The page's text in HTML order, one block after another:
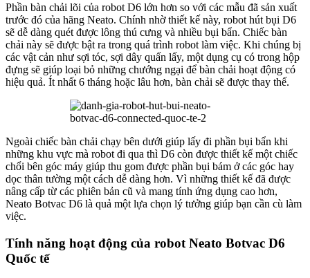
Phần bàn chải lõi của robot D6 lớn hơn so với các mẫu đã sản xuất
trước đó của hãng Neato. Chính nhờ thiết kế này, robot hút bụi D6
sẽ dễ dàng quét được lông thú cưng và nhiều bụi bẩn. Chiếc bàn
chải này sẽ được bật ra trong quá trình robot làm việc. Khi chúng bị
các vật cản như sợi tóc, sợi dây quấn lấy, một dụng cụ có trong hộp
đựng sẽ giúp loại bỏ những chướng ngại để bàn chải hoạt động có
hiệu quả. Ít nhất 6 tháng hoặc lâu hơn, bàn chải sẽ được thay thế.
Ngoài chiếc bàn chải chạy bên dưới giúp lấy đi phần bụi bẩn khi
những khu vực mà robot đi qua thì D6 còn được thiết kế một chiếc
chổi bên góc máy giúp thu gom được phần bụi bám ở các góc hay
dọc thân tường một cách dễ dàng hơn. Vì những thiết kế đã được
nâng cấp từ các phiên bản cũ và mang tính ứng dụng cao hơn,
Neato Botvac D6 là quả một lựa chọn lý tưởng giúp bạn cần cù làm
việc.
Tính năng hoạt động của robot Neato Botvac D6
Quốc tế